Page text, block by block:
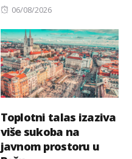
Posted
06/08/2026
Toplotni talas izaziva
više sukoba na
javnom prostoru u